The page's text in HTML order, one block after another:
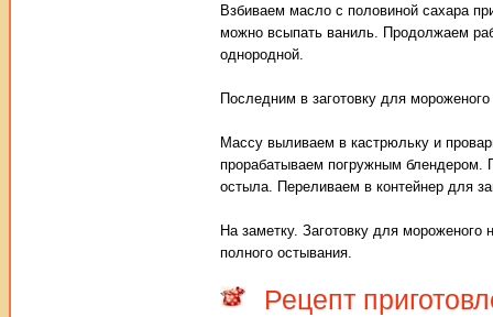
Взбиваем масло с половиной сахара
можно всыпать ваниль. Продолжаем
однородной.
Последним в заготовку для
Массу выливаем в кастрюльку и
прорабатываем погружным блендером.
остыла. Переливаем в контейнер для
На заметку. Заготовку для
полного остывания.
Рецепт